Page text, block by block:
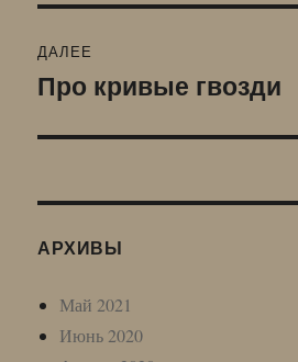
ДАЛЕЕ
Следующая
Про кривые гвозди
АРХИВЫ
Май 2021
Июнь 2020